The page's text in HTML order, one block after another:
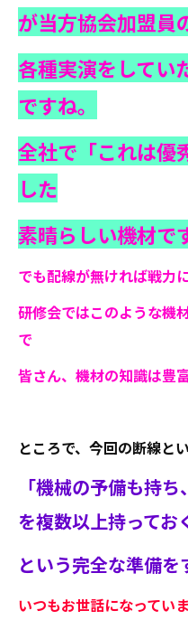
が当方協会加盟員
各種実演をしてい
ですね。
全社で「これは優
した
素晴らしい機材で
でも配線が無ければ戦力
研修会ではこのような機
で
皆さん、機材の知識は豊富
ところで、今回の断線と
「機械の予備も持
を複数以上持ってお
という完全な準備を
いつもお世話になってい